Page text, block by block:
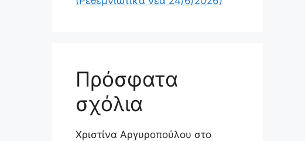
Πρόσφατα
σχόλια
Χριστίνα Αργυροπούλου στο